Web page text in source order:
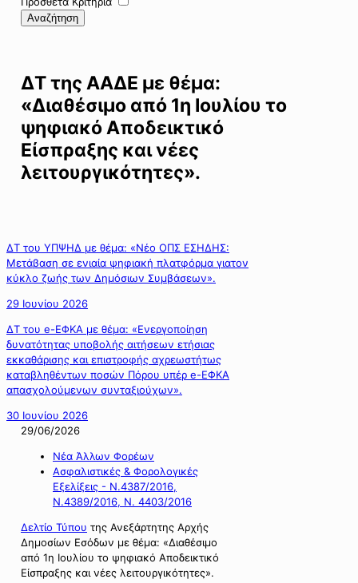
Αναζήτηση
ΔΤ της ΑΑΔΕ με θέμα:
«Διαθέσιμο από 1η Ιουλίου το
ψηφιακό Αποδεικτικό
Είσπραξης και νέες
λειτουργικότητες».
ΔΤ του ΥΠΨΗΔ με θέμα: «Νέο ΟΠΣ ΕΣΗΔΗΣ:
Μετάβαση σε ενιαία ψηφιακή πλατφόρμα γιατον
κύκλο ζωής των Δημόσιων Συμβάσεων».
29 Ιουνίου 2026
ΔΤ του e-ΕΦΚΑ με θέμα: «Ενεργοποίηση
δυνατότητας υποβολής αιτήσεων ετήσιας
εκκαθάρισης και επιστροφής αχρεωστήτως
καταβληθέντων ποσών Πόρου υπέρ e-ΕΦΚΑ
απασχολούμενων συνταξιούχων».
30 Ιουνίου 2026
29/06/2026
Νέα Άλλων Φορέων
Ασφαλιστικές & Φορολογικές
Εξελίξεις - Ν.4387/2016,
Ν.4389/2016, Ν. 4403/2016
Δελτίο Τύπου της Ανεξάρτητης Αρχής
Δημοσίων Εσόδων με θέμα: «Διαθέσιμο
από 1η Ιουλίου το ψηφιακό Αποδεικτικό
Είσπραξης και νέες λειτουργικότητες».